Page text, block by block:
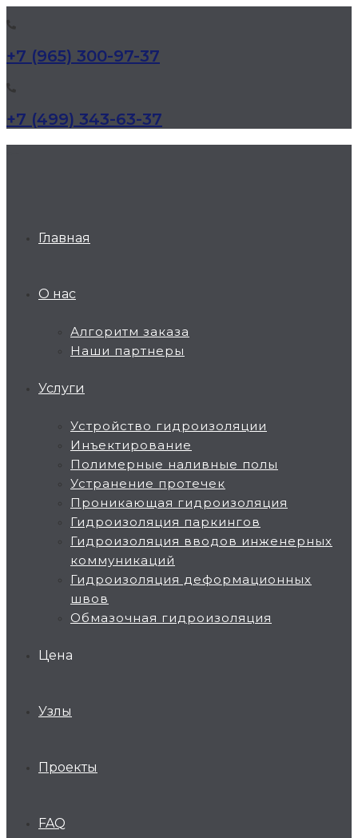
+7 (965) 300-97-37
+7 (499) 343-63-37
Главная
О нас
Алгоритм заказа
Наши партнеры
Услуги
Устройство гидроизоляции
Инъектирование
Полимерные наливные полы
Устранение протечек
Проникающая гидроизоляция
Гидроизоляция паркингов
Гидроизоляция вводов инженерных
коммуникаций
Гидроизоляция деформационных
швов
Обмазочная гидроизоляция
Цена
Узлы
Проекты
FAQ